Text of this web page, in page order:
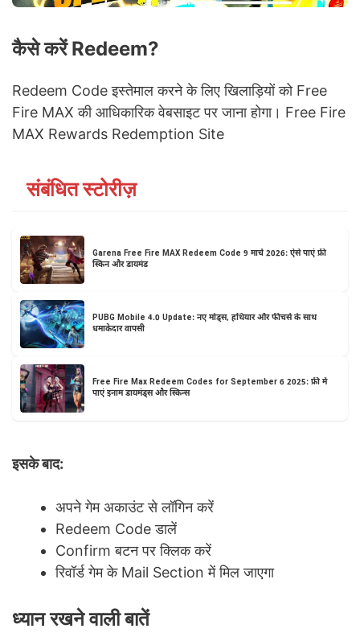
कैसे करें Redeem?
Redeem Code इस्तेमाल करने के लिए खिलाड़ियों को Free
Fire MAX की आधिकारिक वेबसाइट पर जाना होगा। Free Fire
MAX Rewards Redemption Site
संबंधित स्टोरीज़
Garena Free Fire MAX Redeem Code 9 मार्च 2026: ऐसे पाएं फ्री
स्किन और डायमंड
PUBG Mobile 4.0 Update: नए मोड्स, हथियार और फीचर्स के साथ
धमाकेदार वापसी
Free Fire Max Redeem Codes for September 6 2025: फ्री में
पाएं इनाम डायमंड्स और स्किन्स
इसके बाद:
अपने गेम अकाउंट से लॉगिन करें
Redeem Code डालें
Confirm बटन पर क्लिक करें
रिवॉर्ड गेम के Mail Section में मिल जाएगा
ध्यान रखने वाली बातें